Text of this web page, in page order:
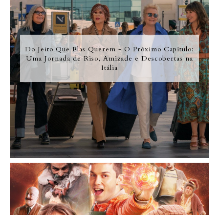
Do Jeito Que Elas Querem - O Próximo Capítulo:
Uma Jornada de Riso, Amizade e Descobertas na
Itália